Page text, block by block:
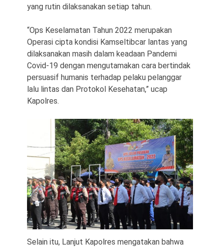
yang rutin dilaksanakan setiap tahun.
“Ops Keselamatan Tahun 2022 merupakan
Operasi cipta kondisi Kamseltibcar lantas yang
dilaksanakan masih dalam keadaan Pandemi
Covid-19 dengan mengutamakan cara bertindak
persuasif humanis terhadap pelaku pelanggar
lalu lintas dan Protokol Kesehatan,” ucap
Kapolres.
Selain itu, Lanjut Kapolres mengatakan bahwa